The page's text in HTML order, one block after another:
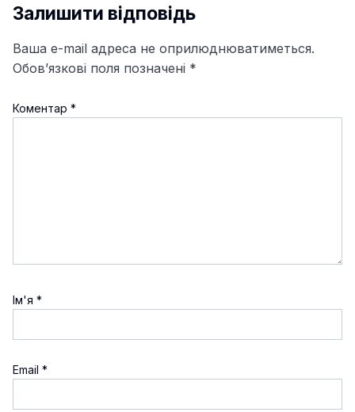
Залишити відповідь
Ваша e-mail адреса не оприлюднюватиметься.
Обов’язкові поля позначені *
Коментар *
Ім'я *
Email *